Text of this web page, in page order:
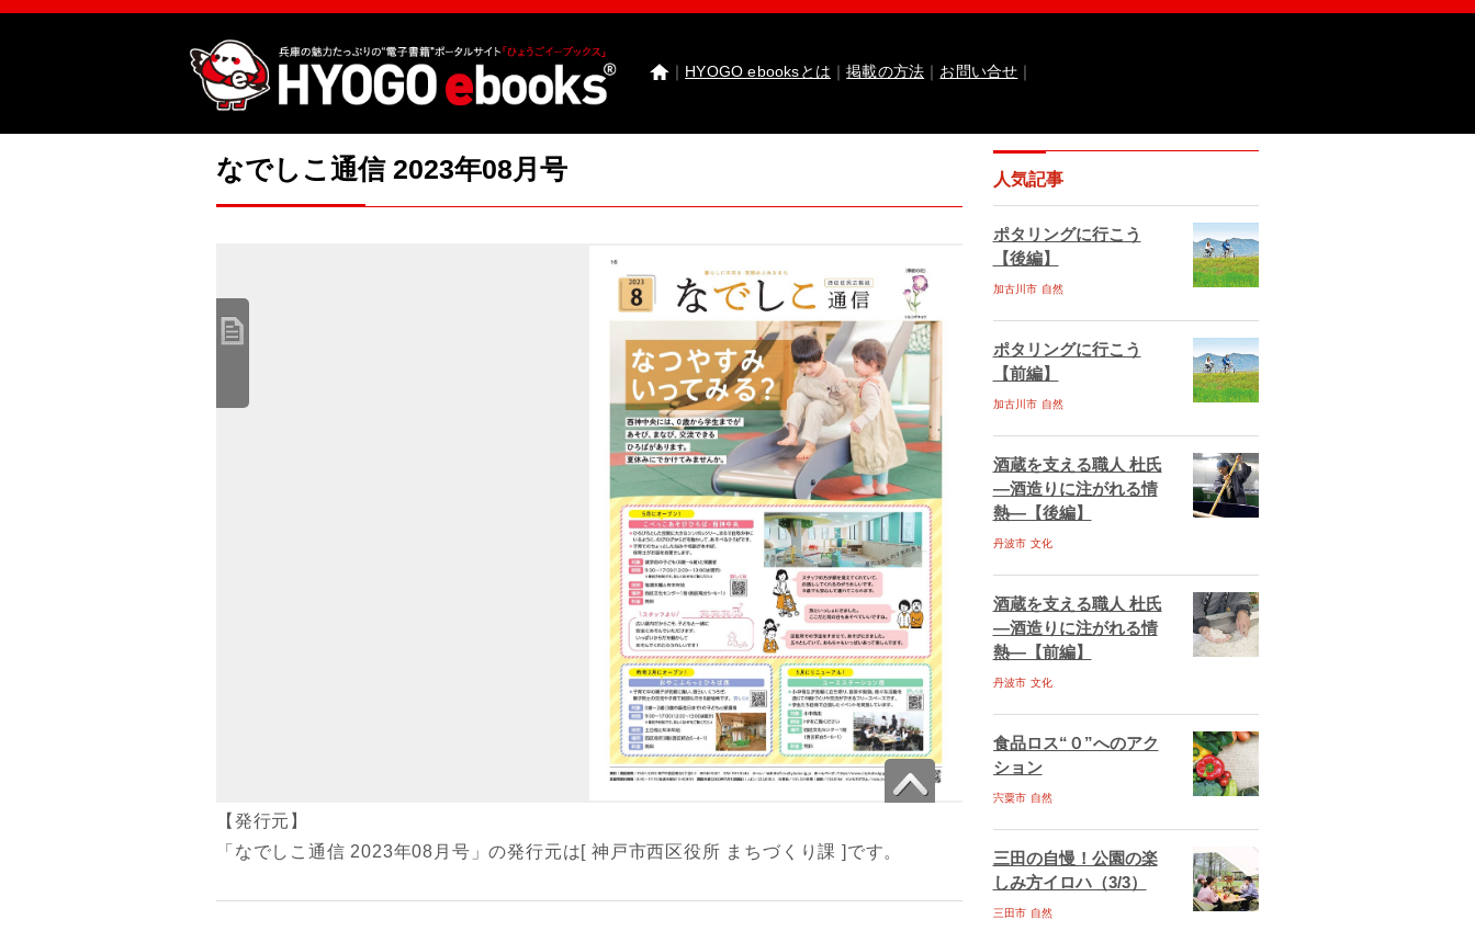
｜ HYOGO ebooksとは ｜掲載の方法 ｜ お問い合せ ｜
わたしたちのまち北播磨がもっと好きになる なるほどっ！山田錦
園田学園女子大学 園田学園女子大学短期大学部 国際交流センター
神戸市ebooks
神戸市垂水区ebooks丹波市ebooks
福崎町ebooks
市川町ebooks上郡町ebooks 赤穂市ebooks 多可町ebooks佐用町ebooks
西脇市ebooks
高砂市ebooks太子町ebooks香美町ebooks 加東市ebooks川西市ebooks
宍粟市ebooks
たつの市ebooks姫路市ebooks 朝来市ebooks
猪名川町ebooks新温泉町ebooks神河町ebooks 相生市ebooks稲美町ebooks
丹波篠山市ebooks
Facebooktwitter Instagram イベント情報イベント情報掲載のお申し込み
HYOGO ebooksとは運営会社ご利用ガイド よくある質問サイトマップ
お問い合せ
掲載の方法掲載規約 個人情報保護方針セキュリティポリシー
なでしこ通信 2023年08月号
【発行元】
「なでしこ通信 2023年08月号」の発行元は[ 神戸市西区役所 まちづくり課 ]です。
人気記事
ポタリングに行こう
【後編】
加古川市 自然
ポタリングに行こう
【前編】
加古川市 自然
酒蔵を支える職人 杜氏
―酒造りに注がれる情
熱―【後編】
丹波市 文化
酒蔵を支える職人 杜氏
―酒造りに注がれる情
熱―【前編】
丹波市 文化
食品ロス“０”へのアク
ション
宍粟市 自然
三田の自慢！公園の楽
しみ方イロハ（3/3）
三田市 自然